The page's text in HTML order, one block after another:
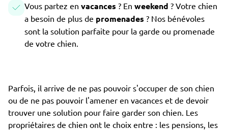
Vous partez en vacances ? En weekend ? Votre chien
a besoin de plus de promenades ? Nos bénévoles
sont la solution parfaite pour la garde ou promenade
de votre chien.
Parfois, il arrive de ne pas pouvoir s'occuper de son chien
ou de ne pas pouvoir l'amener en vacances et de devoir
trouver une solution pour faire garder son chien. Les
propriétaires de chien ont le choix entre : les pensions, les